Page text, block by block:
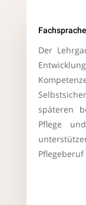
Der
späteren
Pflege